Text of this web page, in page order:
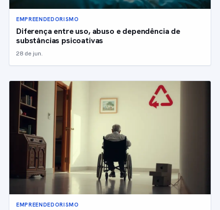
EMPREENDEDORISMO
Diferença entre uso, abuso e dependência de
substâncias psicoativas
28 de jun.
EMPREENDEDORISMO